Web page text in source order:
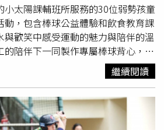
小太陽課輔班所服務的30位弱勢孩童
動，包含棒球公益體驗和飲食教育課
與歡笑中感受運動的魅力與陪伴的溫
的陪伴下一同製作專屬棒球背心，設
。（圖片提供／頂新和德文教基金
童在老師和志工的陪伴下一同製作專
自己的球衣號碼，分組學習打擊、守
並透過比賽體驗場上奔跑揮棒的快
練的林珈羽與李詩芸來自「接棒未
繼續閱讀